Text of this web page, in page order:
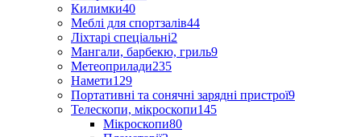
Килимки40
Меблі для спортзалів44
Ліхтарі спеціальні2
Мангали, барбекю, гриль9
Метеоприлади235
Намети129
Портативні та сонячні зарядні пристрої9
Телескопи, мікроскопи145
Мікроскопи80